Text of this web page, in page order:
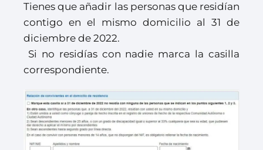
Tienes que añadir las personas que residían
contigo en el mismo domicilio al 31 de
diciembre de 2022.
Si no residías con nadie marca la casilla
correspondiente.